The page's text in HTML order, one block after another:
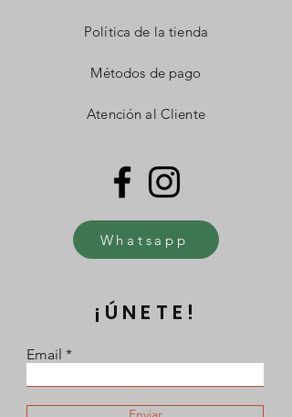
Política de la tienda
Métodos de pago
Atención al Cliente
Whatsapp
¡ÚNETE!
Email